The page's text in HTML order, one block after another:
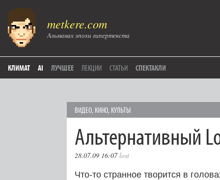
metkere.com
Альманах эпохи гипертекста
КЛИМАТ AI ЛУЧШЕЕ ЛЕКЦИИ СТАТЬИ СПЕКТАКЛИ
ВИДЕО, КИНО, КУЛЬТЫ
Альтернативный
28.07.09 16:07 lost
Что-то странное творится в